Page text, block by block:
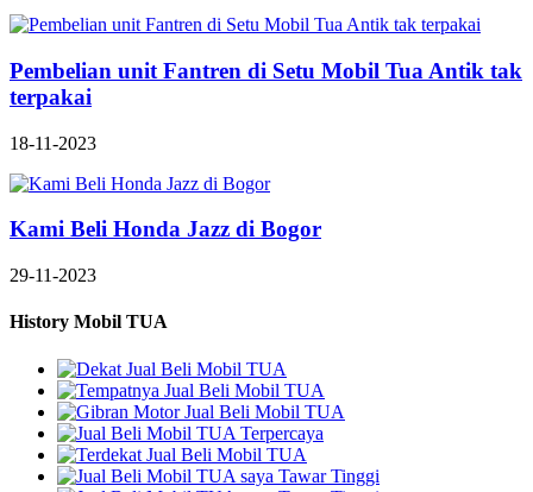
Pembelian unit Fantren di Setu Mobil Tua Antik tak
terpakai
18-11-2023
Kami Beli Honda Jazz di Bogor
29-11-2023
History Mobil TUA